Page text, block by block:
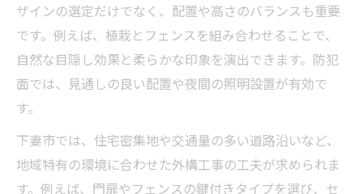
ザインの選定だけでなく、配置や高さのバランスも重要
です。例えば、植栽とフェンスを組み合わせることで、
自然な目隠し効果と柔らかな印象を演出できます。防犯
面では、見通しの良い配置や夜間の照明設置が有効で
す。
下妻市では、住宅密集地や交通量の多い道路沿いなど、
地域特有の環境に合わせた外構工事の工夫が求められま
す。例えば、門扉やフェンスの鍵付きタイプを選び、セ